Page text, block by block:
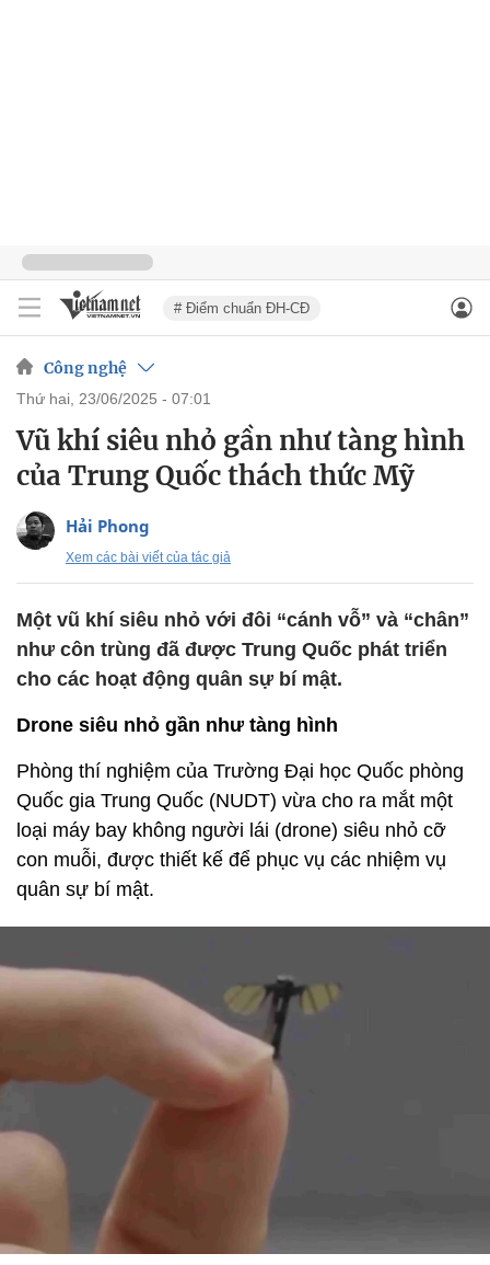
# Điểm chuẩn ĐH-CĐ
Công nghệ
thứ hai, 23/06/2025 - 07:01
Vũ khí siêu nhỏ gần như tàng hình
của Trung Quốc thách thức Mỹ
Hải Phong
Xem các bài viết của tác giả
Một vũ khí siêu nhỏ với đôi “cánh vỗ” và “chân”
như côn trùng đã được Trung Quốc phát triển
cho các hoạt động quân sự bí mật.
Drone siêu nhỏ gần như tàng hình
Phòng thí nghiệm của Trường Đại học Quốc phòng
Quốc gia Trung Quốc (NUDT) vừa cho ra mắt một
loại máy bay không người lái (drone) siêu nhỏ cỡ
con muỗi, được thiết kế để phục vụ các nhiệm vụ
quân sự bí mật.